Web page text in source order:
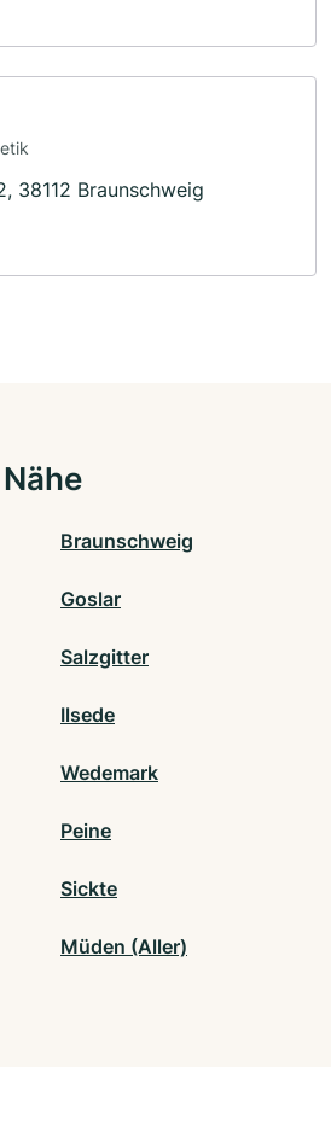
38112 Braunschweig
Braunschweig
Goslar
Salzgitter
Ilsede
Wedemark
Peine
Sickte
Müden (Aller)